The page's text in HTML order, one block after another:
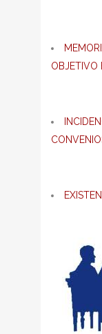
OBJETIVO